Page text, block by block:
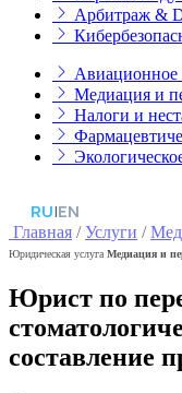
Арбитраж &
Авиационное
Медиация и
Налоги и
RU|EN
Главная /Услуги /
Юридическая услуга Медиация и
Юрист по
составление